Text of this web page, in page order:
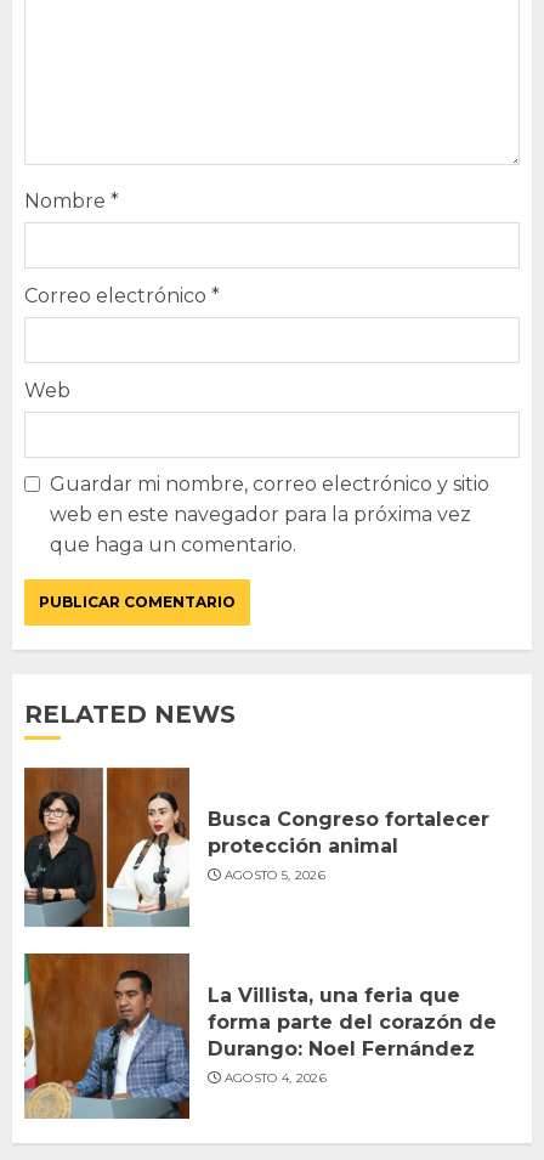
Nombre *
Correo electrónico *
Web
Guardar mi nombre, correo electrónico y sitio
web en este navegador para la próxima vez
que haga un comentario.
RELATED NEWS
Busca Congreso fortalecer
protección animal
AGOSTO 5, 2026
La Villista, una feria que
forma parte del corazón de
Durango: Noel Fernández
AGOSTO 4, 2026